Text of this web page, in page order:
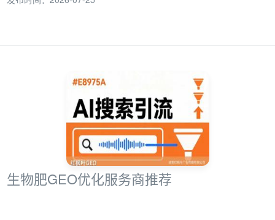
生物肥GEO优化服务商推荐